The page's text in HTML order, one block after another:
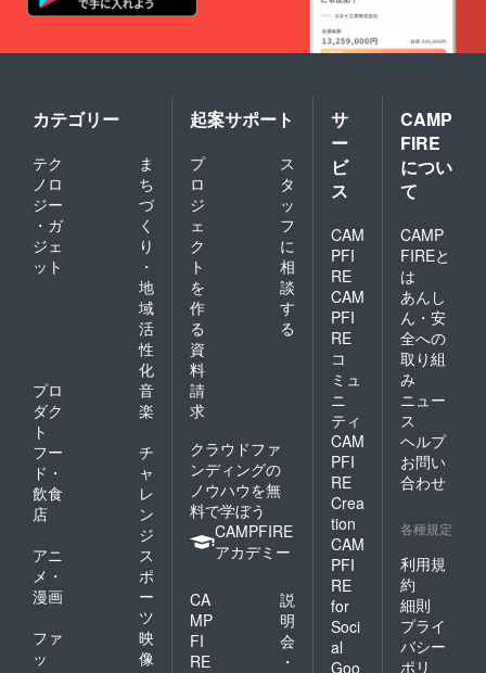
せてい
ただき
まし
月5日付
け）
カテゴリー
テク
ノロ
ジー
・ガ
ジェ
ット
ま
ち
づ
く
り
・
地
域
活
性
化
プロ
ダク
ト
音
楽
フー
ド・
飲食
店
チ
ャ
レ
ン
ジ
アニ
メ・
漫画
ス
ポ
ー
ツ
ファ
ッ
映
像
起案サポート
プ
ロ
ジ
ェ
ク
ト
を
作
る
ス
タ
ッ
フ
に
相
談
す
る
資
料
請
求
クラウドファ
ンディングの
ノウハウを無
料で学ぼう
CAMPFIRE
アカデミー
CA
MP
FI
RE
説
明
会
・
サ
ー
ビ
ス
CAM
PFI
RE
CAM
PFI
RE
コ
ミュ
ニ
ティ
CAM
PFI
RE
Crea
tion
CAM
PFI
RE
for
Soci
al
Goo
CAMP
FIRE
につい
て
CAMP
FIREと
は
あんし
ん・安
全への
取り組
み
ニュー
ス
ヘルプ
お問い
合わせ
各種規定
利用規
約
細則
プライ
バシー
ポリ